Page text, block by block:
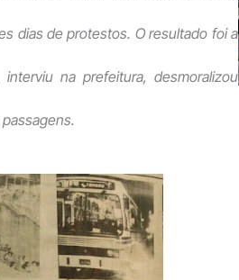
dias de protestos. O resultado foi a
na prefeitura, desmoralizou